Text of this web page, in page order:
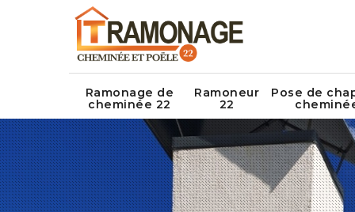
Ramonage de
cheminée 22
Ramoneur
22
Pose de